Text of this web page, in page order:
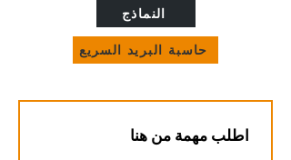
النماذج
حاسبة البريد السريع
اطلب مهمة من هنا